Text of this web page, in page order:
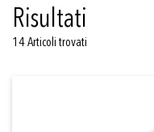
Risultati
14 Articoli trovati